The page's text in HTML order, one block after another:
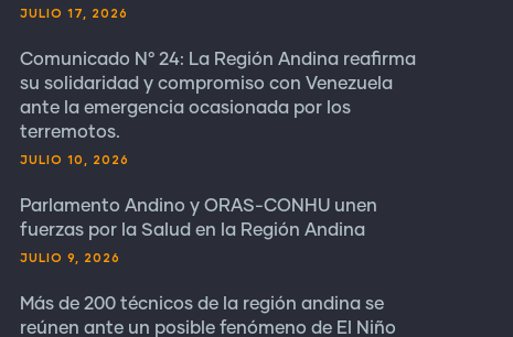
JULIO 17, 2026
Comunicado N° 24: La Región Andina reafirma
su solidaridad y compromiso con Venezuela
ante la emergencia ocasionada por los
terremotos.
JULIO 10, 2026
Parlamento Andino y ORAS-CONHU unen
fuerzas por la Salud en la Región Andina
JULIO 9, 2026
Más de 200 técnicos de la región andina se
reúnen ante un posible fenómeno de El Niño